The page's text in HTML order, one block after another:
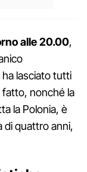
alle 20.00,
lasciato tutti
fatto, nonché la
la Polonia, è
di quattro anni,